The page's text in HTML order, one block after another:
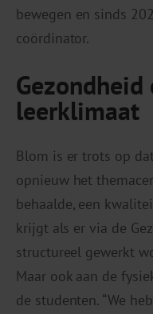
bewegen en sinds
coördinator.
Gezondheid
leerklimaat
Blom is er trots op
opnieuw het
behaalde, een
krijgt als er via de
structureel gewerkt
Maar ook aan de
de studenten. “We